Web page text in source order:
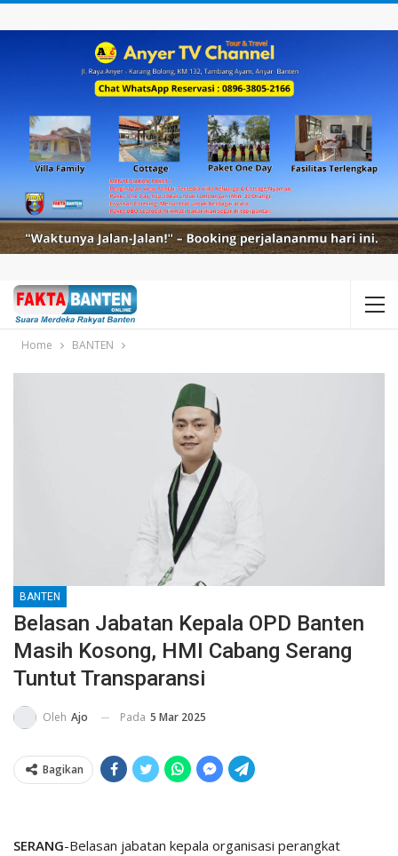
Home BANTEN
BANTEN
Belasan Jabatan Kepala OPD Banten
Masih Kosong, HMI Cabang Serang
Tuntut Transparansi
Oleh Ajo Pada 5 Mar 2025
Bagikan
SERANG-Belasan jabatan kepala organisasi perangkat